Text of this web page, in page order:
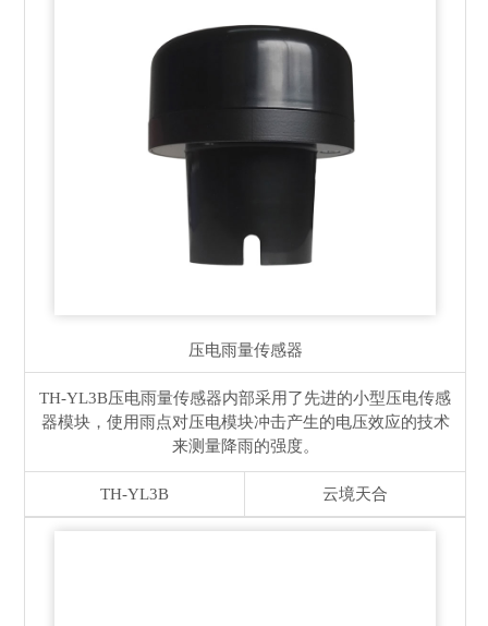
压电雨量传感器
TH-YL3B压电雨量传感器内部采用了先进的小型压电传感
器模块，使用雨点对压电模块冲击产生的电压效应的技术
来测量降雨的强度。
TH-YL3B 云境天合